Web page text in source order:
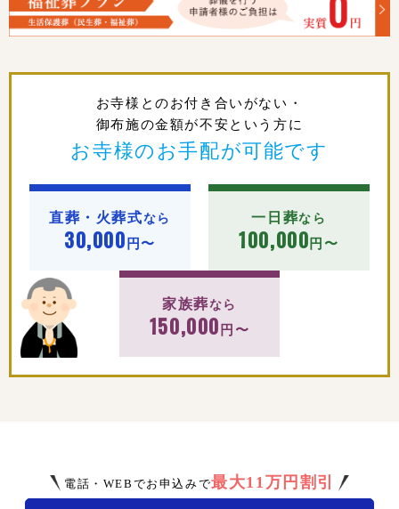
お寺様とのお付き合いがない・
御布施の金額が不安という方に
お寺様のお手配が可能です
直葬・火葬式なら
30,000円〜
一日葬なら
100,000円〜
家族葬 なら
150,000円〜
電話・WEBでお申込みで最大11万円割引